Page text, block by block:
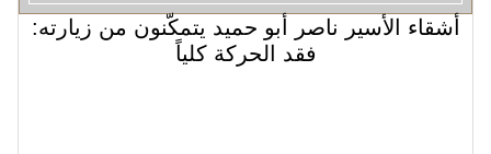
أشقاء الأسير ناصر أبو حميد يتمكّنون من زيارته:
فقد الحركة كلياً